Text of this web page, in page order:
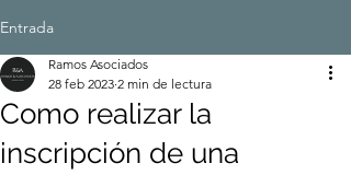
Entrada
Como realizar la
inscripción de una
Ramos Asociados
28 feb 2023 2 min de lectura